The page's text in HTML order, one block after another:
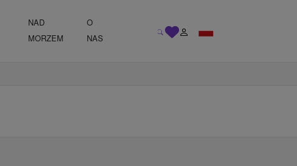
NAD
MORZEM
O
NAS